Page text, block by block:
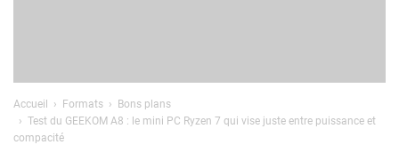
Accueil Formats
Bons plans
Test du GEEKOM A8 : le mini PC Ryzen 7 qui vise juste entre puissance et
compacité